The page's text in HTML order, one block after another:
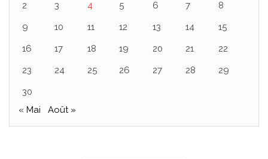
2
3 4 5 6 7
8
9
10 11 12 13 14
15
16
17 18 19 20 21
22
23
24 25 26 27 28
29
30
« Mai
Août »